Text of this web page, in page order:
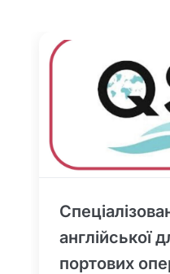
англійської
портових